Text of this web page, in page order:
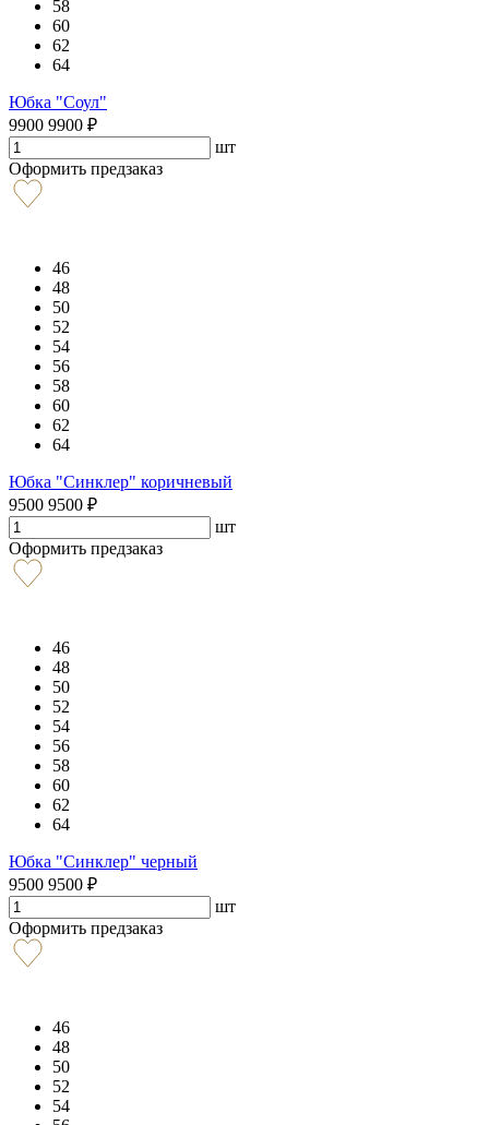
58
60
62
64
Юбка "Соул"
9900 9900 ₽
шт
Оформить предзаказ
46
48
50
52
54
56
58
60
62
64
Юбка "Синклер" коричневый
9500 9500 ₽
шт
Оформить предзаказ
46
48
50
52
54
56
58
60
62
64
Юбка "Синклер" черный
9500 9500 ₽
шт
Оформить предзаказ
46
48
50
52
54